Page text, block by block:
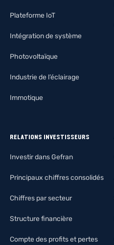
Plateforme IoT
Intégration de système
Photovoltaïque
Industrie de l’éclairage
Immotique
RELATIONS INVESTISSEURS
Investir dans Gefran
Principaux chiffres consolidés
Chiffres par secteur
Structure financière
Compte des profits et pertes